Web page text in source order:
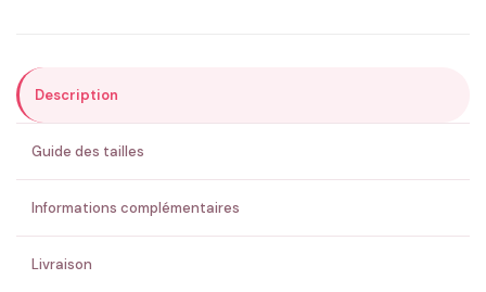
ENVOYER MA DEMANDE ✨
💚 Retour sous 24-48h🇫🇷 Flocage en France✅ Validation avant fabrication
Description
Guide des tailles
Informations complémentaires
Livraison